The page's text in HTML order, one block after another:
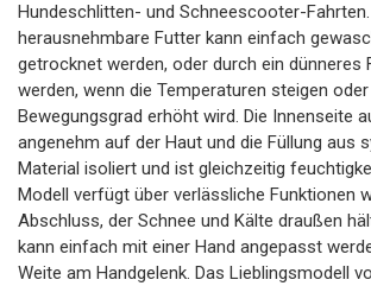
Hundeschlitten- und Schneescooter-
herausnehmbare Futter kann einfach
getrocknet werden, oder durch ein dünneres
werden, wenn die Temperaturen steigen
Bewegungsgrad erhöht wird. Die Innenseite
angenehm auf der Haut und die Füllung aus
Material isoliert und ist gleichzeitig
Modell verfügt über verlässliche Funktionen
Abschluss, der Schnee und Kälte draußen
kann einfach mit einer Hand angepasst
Weite am Handgelenk. Das Lieblingsmodell